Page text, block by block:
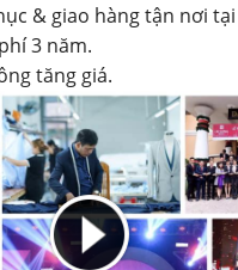
& giao hàng tận nơi tại
3 năm.
tăng giá.